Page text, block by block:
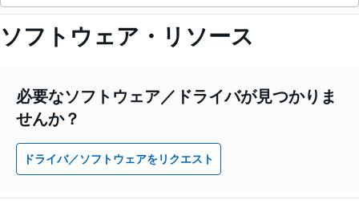
ソフトウェア・リソース
必要なソフトウェア／ドライバが見つかりま
せんか？
ドライバ／ソフトウェアをリクエスト